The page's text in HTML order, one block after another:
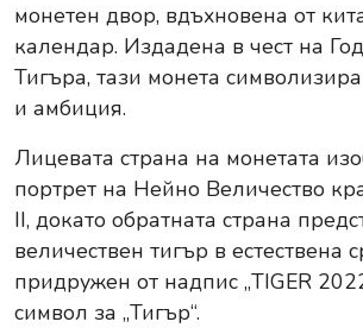
монетен двор, вдъхновена от
календар. Издадена в чест на
Тигъра, тази монета
и амбиция.
Лицевата страна на монетата
портрет на Нейно Величество
II, докато обратната страна
величествен тигър в естествена
придружен от надпис „TIGER
символ за „Тигър“.